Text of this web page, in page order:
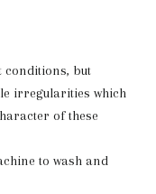
conditions, but
irregularities which
of these
to wash and